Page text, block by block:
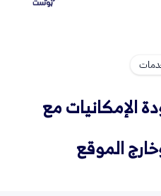
الإمكانيات مع
الموقع